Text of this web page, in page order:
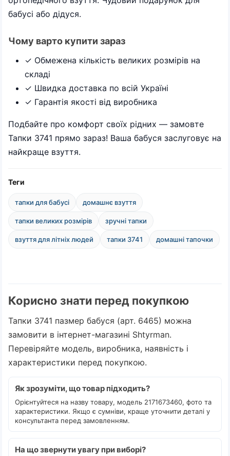
бабусі або дідуся.
Чому варто купити зараз
✓ Обмежена кількість великих розмірів на
складі
✓ Швидка доставка по всій Україні
✓ Гарантія якості від виробника
Подбайте про комфорт своїх рідних — замовте
Тапки 3741 прямо зараз! Ваша бабуся заслуговує на
найкраще взуття.
Теги
тапки для бабусі домашнє взуття
тапки великих розмірів зручні тапки
взуття для літніх людей тапки 3741 домашні тапочки
Корисно знати перед покупкою
Тапки 3741 пазмер бабуся (арт. 6465) можна
замовити в інтернет-магазині Shtyrman.
Перевіряйте модель, виробника, наявність і
характеристики перед покупкою.
Як зрозуміти, що товар підходить?
Орієнтуйтеся на назву товару, модель 2171673460, фото та
характеристики. Якщо є сумніви, краще уточнити деталі у
консультанта перед замовленням.
На що звернути увагу при виборі?